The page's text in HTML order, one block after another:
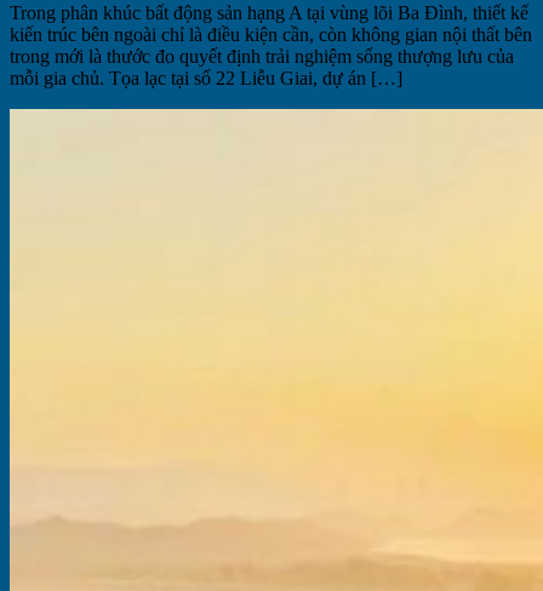
Trong phân khúc bất động sản hạng A tại vùng lõi Ba Đình, thiết kế
kiến trúc bên ngoài chỉ là điều kiện cần, còn không gian nội thất bên
trong mới là thước đo quyết định trải nghiệm sống thượng lưu của
mỗi gia chủ. Tọa lạc tại số 22 Liễu Giai, dự án […]